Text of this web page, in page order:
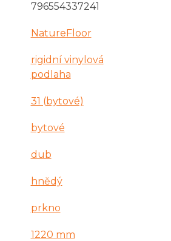
796554337241
NatureFloor
rigidní vinylová
podlaha
31 (bytové)
bytové
dub
hnědý
prkno
1220 mm